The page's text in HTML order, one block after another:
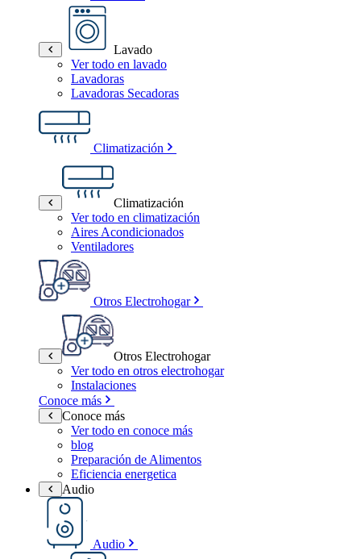
Lavado
Ver todo en lavado
Lavadoras
Lavadoras Secadoras
Climatización
Climatización
Ver todo en climatización
Aires Acondicionados
Ventiladores
Otros Electrohogar
Otros Electrohogar
Ver todo en otros electrohogar
Instalaciones
Conoce más
Conoce más
Ver todo en conoce más
blog
Preparación de Alimentos
Eficiencia energetica
Audio
Audio